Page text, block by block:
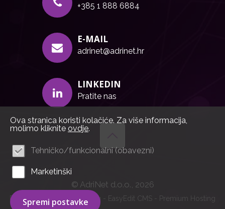
+385 1 888 6884
E-MAIL
adrinet@adrinet.hr
LINKEDIN
Pratite nas
© AdriNet d.o.o., 2026
Powered by WEB Marketing - EasyEdit CMS - Premium Hosting
Ova stranica koristi kolačiće. Za više informacija,
molimo kliknite ovdje.
Tehničko/funkcionalni (obavezni)
Marketinški
Spremi postavke